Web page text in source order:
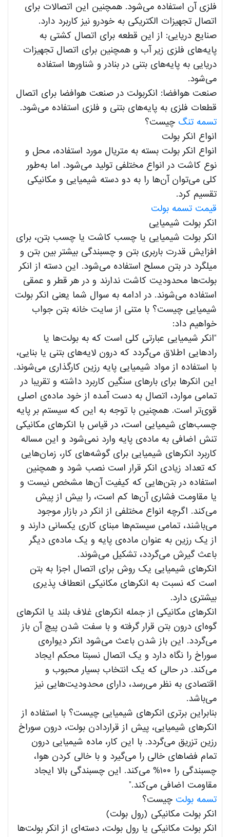
فلزی آن استفاده می‌شود. همچنین این اتصالات برای
اتصال تجهیزات الکتریکی به خودرو نیز کاربرد دارد.
صنایع دریایی: از این قطعه برای اتصال کشتی به
پایه‌های فلزی زیر آب و همچنین برای اتصال تجهیزات
دریایی به پایه‌های بتنی در بنادر و شناورها استفاده
می‌شود.
صنعت هوافضا: انکربولت در صنعت هوافضا برای اتصال
قطعات فلزی به پایه‌های بتنی و فلزی استفاده می‌شود.
تسمه تنگ چیست؟
انواع انکر بولت
انواع انکر بولت‌ بسته‌ به متریال مورد استفاده، محل و
نوع کاشت در انواع مختلفی تولید می‌شود. اما به‌طور
کلی می‌توان آن‌ها را به دو دسته شیمیایی و مکانیکی
تقسیم کرد.
قیمت تسمه بولت
انکر بولت شیمیایی
انکر بولت شیمیایی یا چسب کاشت یا چسب بتن، برای
افزایش قدرت باربری بتن و چسبندگی بیشتر بین بتن و
میلگرد در بتن مسلح استفاده می‌‌شود. این دسته از انکر
بولت‌‌ها محدودیت کاشت ندارند و در هر قطر و عمقی
استفاده می‌شوند. در ادامه به سوال شما یعنی انکر بولت
شیمیایی چیست؟ با متنی از سایت خانه بتن جواب
خواهیم داد:
“انکر شیمیایی عبارتی کلی است که به بولت‌ها یا
رادهایی اطلاق می‌گردد که درون لایه‌های بتنی یا بنایی،
با استفاده از مواد شیمیایی پایه رزین کارگذاری می‌شوند.
این انکرها برای بارهای سنگین کاربرد داشته و تقریبا در
تمامی موارد، اتصال به دست آمده از خود ماده‌ی اصلی
قوی‌تر است. همچنین با توجه به این که سیستم بر پایه
چسب‌های شیمیایی است، در قیاس با انکرهای مکانیکی
تنش اضافی به ماده‌ی پایه وارد نمی‌شود و این مساله
کاربرد انکرهای شیمیایی برای گوشه‌های کار، زمان‌هایی
که تعداد زیادی انکر قرار است نصب شود و همچنین
استفاده در بتن‌هایی که کیفیت آن‌ها مشخص نیست و
یا مقاومت فشاری آن‌ها کم است، را بیش از پیش
می‌کند. اگرچه انواع مختلفی از انکر در بازار موجود
می‌باشند، تمامی سیستم‌ها مبنای کاری یکسانی دارند و
از یک رزین به عنوان ماده‌ی پایه و یک ماده‌ی دیگر
باعث گیرش می‌گردد، تشکیل می‌شوند.
انکرهای شیمیایی یک روش برای اتصال اجزا به بتن
است که نسبت به انکرهای مکانیکی انعطاف پذیری
بیشتری دارد.
انکرهای مکانیکی از جمله انکرهای غلاف بلند یا انکرهای
گوه‌ای درون بتن قرار گرفته و با سفت شدن پیچ آن باز
می‌گردد. این باز شدن باعث می‌شود انکر دیواره‌ی
سوراخ را نگاه دارد و یک اتصال نسبتا محکم ایجاد
می‌کند. در حالی که یک انتخاب بسیار محبوب و
اقتصادی به نظر می‌رسد، دارای محدودیت‌هایی نیز
می‌باشد.
بنابراین برتری انکرهای شیمیایی چیست؟ با استفاده از
انکرهای شیمیایی، پیش از قراردادن بولت، درون سوراخ
رزین تزریق می‌گردد. با این کار، ماده شیمیایی درون
تمام فضاهای خالی را می‌گیرد و با خالی کردن هوا،
چسبندگی را ۱۰۰% می‌کند. این چسبندگی بالا ایجاد
مقاومت اضافی می‌کند.”
تسمه بولت چیست؟
انکر بولت مکانیکی (رول بولت)
انکر بولت مکانیکی یا رول بولت، دسته‌ای از انکر بولت‌ها